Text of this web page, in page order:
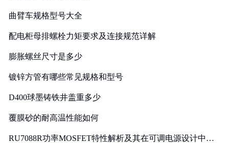
曲臂车规格型号大全
配电柜母排螺栓力矩要求及连接规范详解
膨胀螺丝尺寸是多少
镀锌方管有哪些常见规格和型号
D400球墨铸铁井盖重多少
覆膜砂的耐高温性能如何
RU7088R功率MOSFET特性解析及其在可调电源设计中的